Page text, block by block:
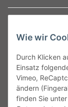
Leibnizstraße 2a
Germany
Phone:+49 40
Fax:+49 40
Email:
Wie wir
Durch Klicken
Einsatz
Vimeo,
ändern
finden Sie unter